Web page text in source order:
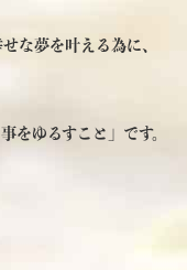
な夢を叶える為に、
をゆるすこと」です。